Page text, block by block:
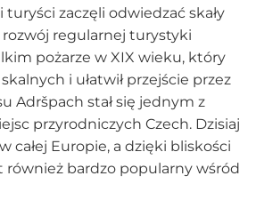
turyści zaczęli odwiedzać skały
rozwój regularnej turystyki
pożarze w XIX wieku, który
i ułatwił przejście przez
Adršpach stał się jednym z
przyrodniczych Czech. Dzisiaj
całej Europie, a dzięki bliskości
również bardzo popularny wśród